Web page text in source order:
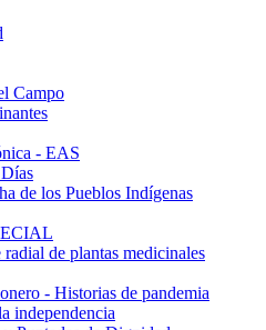
Campo
- EAS
de los Pueblos Indígenas
de plantas medicinales
- Historias de pandemia
independencia